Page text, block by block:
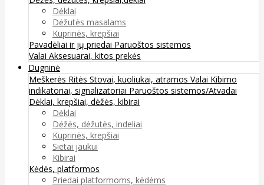
Dėklai
Dėžutės masalams
Kuprinės, krepšiai
Pavadėliai ir jų priedai Paruoštos sistemos
Valai Aksesuarai, kitos prekės
Dugninė
Meškerės Ritės Stovai, kuoliukai, atramos Valai Kibimo
indikatoriai, signalizatoriai Paruoštos sistemos/Atvadai
Dėklai, krepšiai, dėžės, kibirai
Dėklai
Dėžės, dėžutės, indeliai
Kuprinės, krepšiai
Sietai jaukui
Kibirai
Kėdės, platformos
Priedai platformoms, kėdėms